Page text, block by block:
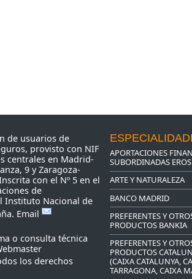
de usuarios de
provisto con NIF
centrales en Madrid-
9 y Zaragoza-
con el Nº 5 en el
de
Instituto Nacional de
Email
o consulta técnica
los derechos
APORTACIONES
SUBORDINADAS
ARTE Y NATURALEZA
BANCO MADRID
PREFERENTES Y
PRODUCTOS BANKIA
PREFERENTES Y
PRODUCTOS
(CAIXA CATALUNYA,
TARRAGONA, CAIXA